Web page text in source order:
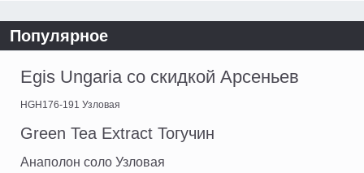
Популярное
Egis Ungaria со скидкой Арсеньев
HGH176-191 Узловая
Green Tea Extract Тогучин
Анаполон соло Узловая